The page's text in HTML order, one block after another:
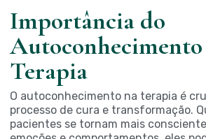
Importância do
Terapia
O autoconhecimento na terapia é
processo de cura e transformação.
pacientes se tornam mais